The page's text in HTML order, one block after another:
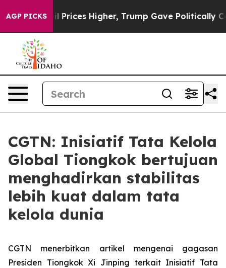
AGP PICKS
oil Prices Higher, Trump Gave Politically
CGTN: Inisiatif Tata Kelola
Global Tiongkok bertujuan
menghadirkan stabilitas
lebih kuat dalam tata
kelola dunia
CGTN menerbitkan artikel mengenai gagasan
Presiden Tiongkok Xi Jinping terkait Inisiatif Tata